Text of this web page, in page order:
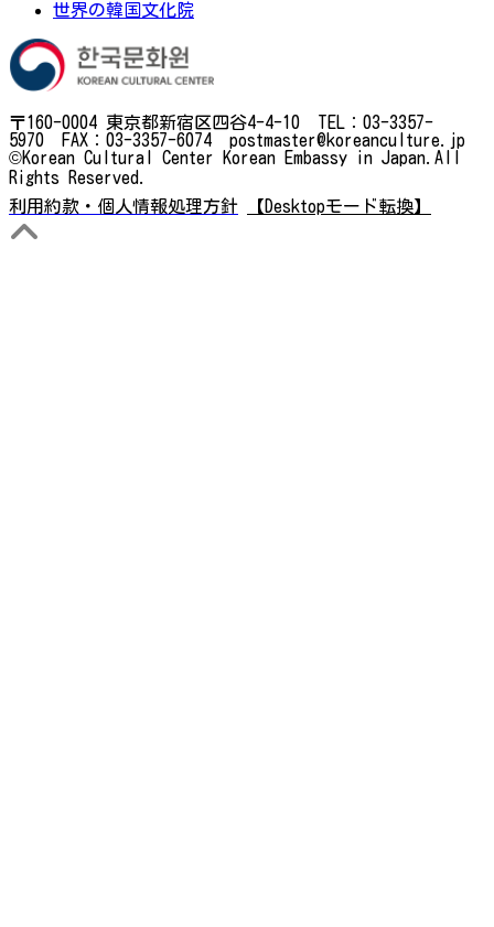
世界の韓国文化院
〒160-0004 東京都新宿区四谷4-4-10 TEL：03-3357-
5970 FAX：03-3357-6074 postmaster@koreanculture.jp
©Korean Cultural Center Korean Embassy in Japan.All
Rights Reserved.
利用約款・個人情報処理方針
【Desktopモード転換】